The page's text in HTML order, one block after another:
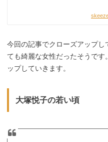
今回の記事でクローズアップ
ても綺麗な女性だったそうで
ップしていきます。
大塚悦子の若い頃